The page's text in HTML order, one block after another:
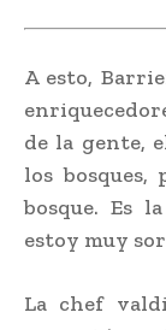
A esto,
de la gente,
los
bosque. Es
estoy muy
La chef